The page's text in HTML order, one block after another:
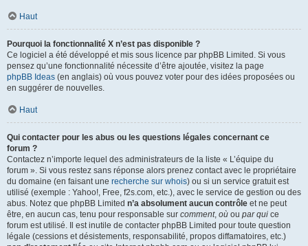
Haut
Pourquoi la fonctionnalité X n’est pas disponible ?
Ce logiciel a été développé et mis sous licence par phpBB Limited. Si vous
pensez qu’une fonctionnalité nécessite d’être ajoutée, visitez la page
phpBB Ideas (en anglais) où vous pouvez voter pour des idées proposées ou
en suggérer de nouvelles.
Haut
Qui contacter pour les abus ou les questions légales concernant ce
forum ?
Contactez n’importe lequel des administrateurs de la liste « L’équipe du
forum ». Si vous restez sans réponse alors prenez contact avec le propriétaire
du domaine (en faisant une recherche sur whois) ou si un service gratuit est
utilisé (exemple : Yahoo!, Free, f2s.com, etc.), avec le service de gestion ou des
abus. Notez que phpBB Limited n’a absolument aucun contrôle et ne peut
être, en aucun cas, tenu pour responsable sur comment, où ou par qui ce
forum est utilisé. Il est inutile de contacter phpBB Limited pour toute question
légale (cessions et désistements, responsabilité, propos diffamatoires, etc.)